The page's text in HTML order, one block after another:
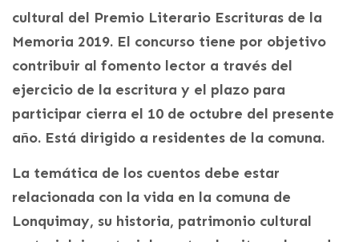
cultural del Premio Literario Escrituras de la
Memoria 2019. El concurso tiene por objetivo
contribuir al fomento lector a través del
ejercicio de la escritura y el plazo para
participar cierra el 10 de octubre del presente
año. Está dirigido a residentes de la comuna.
La temática de los cuentos debe estar
relacionada con la vida en la comuna de
Lonquimay, su historia, patrimonio cultural